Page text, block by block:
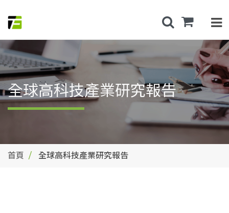
全球高科技產業研究報告
首頁 全球高科技產業研究報告